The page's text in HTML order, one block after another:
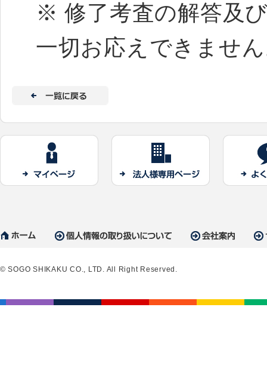
※ 修了考査の解答及
一切お応えできませ
© SOGO SHIKAKU CO., LTD. All Right Reserved.